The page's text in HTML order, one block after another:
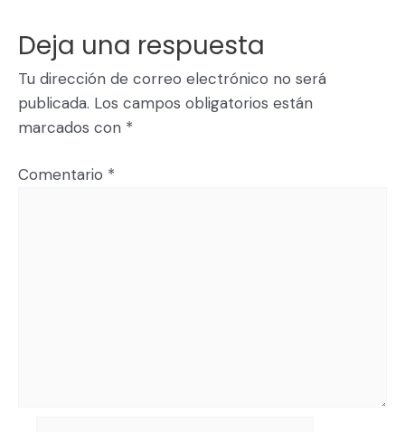
Deja una respuesta
Tu dirección de correo electrónico no será
publicada. Los campos obligatorios están
marcados con *
Comentario *